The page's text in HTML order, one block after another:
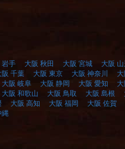
岩手 大阪 秋田 大阪 宮城 大阪
阪 千葉
大阪 東京 大阪 神奈川
大阪 岐阜
大阪 静岡 大阪 愛知
大阪 和歌山
大阪 鳥取 大阪 島根
大阪 高知 大阪 福岡 大阪 佐賀
縄